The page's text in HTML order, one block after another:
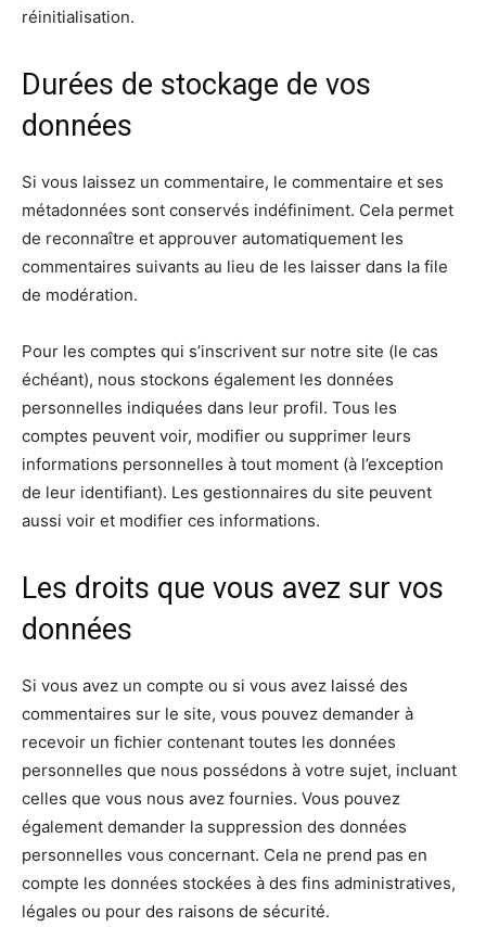
réinitialisation.
Durées de stockage de vos
données
Si vous laissez un commentaire, le commentaire et ses
métadonnées sont conservés indéfiniment. Cela permet
de reconnaître et approuver automatiquement les
commentaires suivants au lieu de les laisser dans la file
de modération.
Pour les comptes qui s’inscrivent sur notre site (le cas
échéant), nous stockons également les données
personnelles indiquées dans leur profil. Tous les
comptes peuvent voir, modifier ou supprimer leurs
informations personnelles à tout moment (à l’exception
de leur identifiant). Les gestionnaires du site peuvent
aussi voir et modifier ces informations.
Les droits que vous avez sur vos
données
Si vous avez un compte ou si vous avez laissé des
commentaires sur le site, vous pouvez demander à
recevoir un fichier contenant toutes les données
personnelles que nous possédons à votre sujet, incluant
celles que vous nous avez fournies. Vous pouvez
également demander la suppression des données
personnelles vous concernant. Cela ne prend pas en
compte les données stockées à des fins administratives,
légales ou pour des raisons de sécurité.